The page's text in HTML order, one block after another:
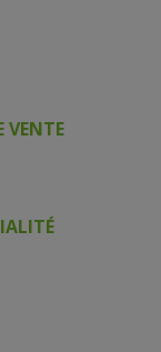
VENTE